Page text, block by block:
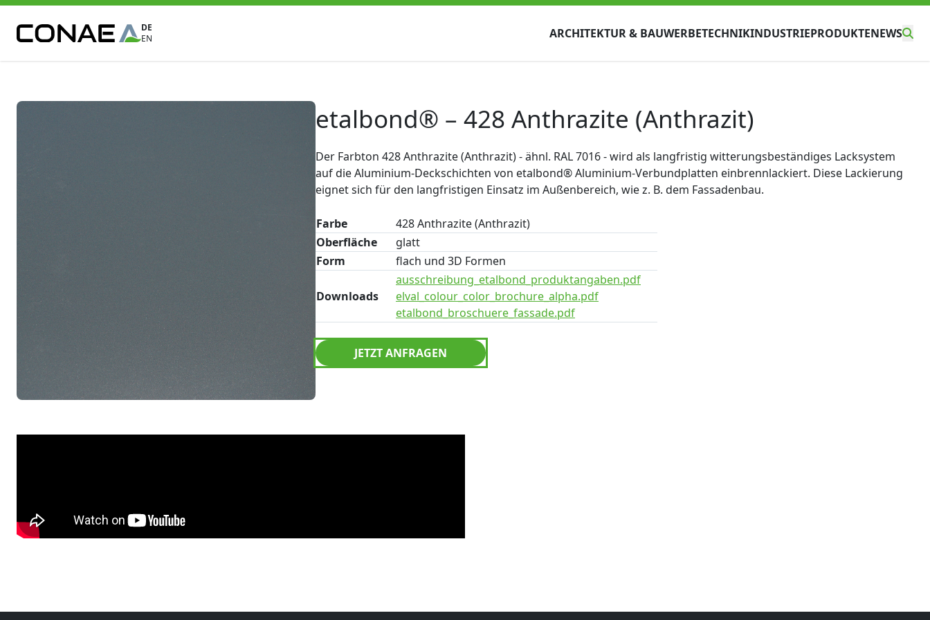
DE
EN
ARCHITEKTUR & BAUWERBETECHNIKINDUSTRIEPRODUKTENEWS
etalbond® – 428 Anthrazite (Anthrazit)
Der Farbton 428 Anthrazite (Anthrazit) - ähnl. RAL 7016 - wird als langfristig witterungsbeständiges Lacksystem
auf die Aluminium-Deckschichten von etalbond® Aluminium-Verbundplatten einbrennlackiert. Diese Lackierung
eignet sich für den langfristigen Einsatz im Außenbereich, wie z. B. dem Fassadenbau.
Farbe
428 Anthrazite (Anthrazit)
Oberfläche
glatt
Form
flach und 3D Formen
Downloads
ausschreibung_etalbond_produktangaben.pdf
elval_colour_color_brochure_alpha.pdf
etalbond_broschuere_fassade.pdf
JETZT ANFRAGEN